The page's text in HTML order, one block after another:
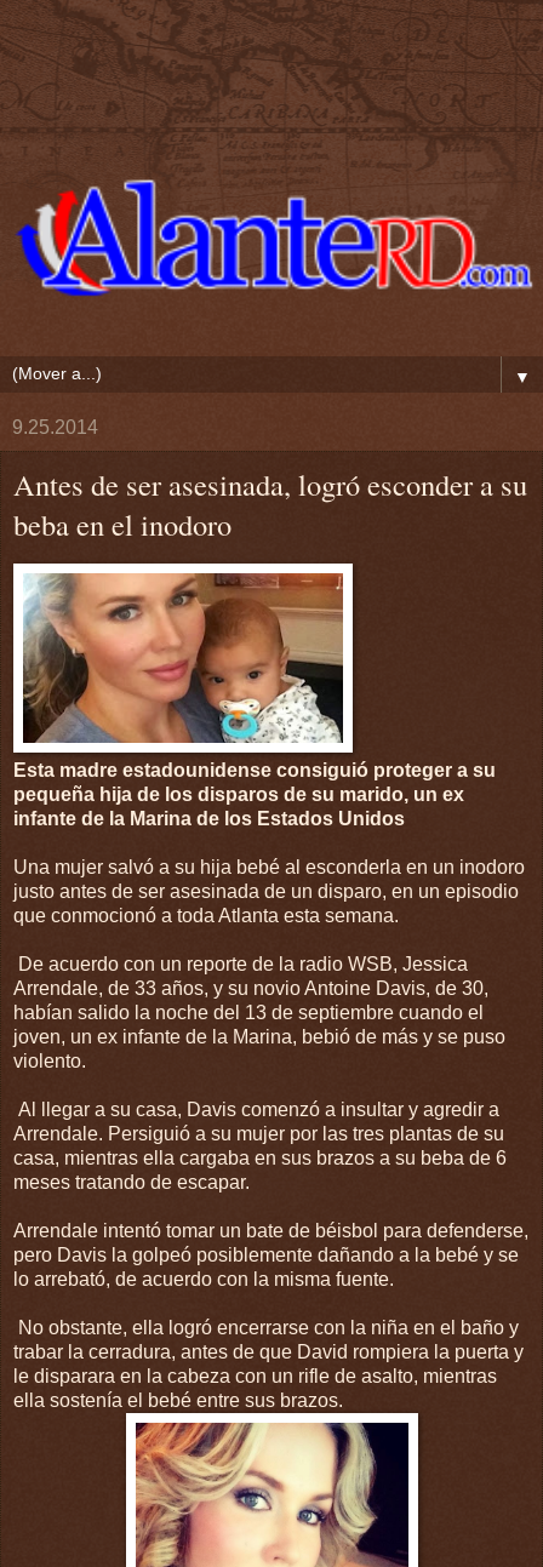
▼
9.25.2014
Antes de ser asesinada, logró esconder a su
beba en el inodoro
Esta madre estadounidense consiguió proteger a su
pequeña hija de los disparos de su marido, un ex
infante de la Marina de los Estados Unidos
Una mujer salvó a su hija bebé al esconderla en un inodoro
justo antes de ser asesinada de un disparo, en un episodio
que conmocionó a toda Atlanta esta semana.
De acuerdo con un reporte de la radio WSB, Jessica
Arrendale, de 33 años, y su novio Antoine Davis, de 30,
habían salido la noche del 13 de septiembre cuando el
joven, un ex infante de la Marina, bebió de más y se puso
violento.
Al llegar a su casa, Davis comenzó a insultar y agredir a
Arrendale. Persiguió a su mujer por las tres plantas de su
casa, mientras ella cargaba en sus brazos a su beba de 6
meses tratando de escapar.
Arrendale intentó tomar un bate de béisbol para defenderse,
pero Davis la golpeó posiblemente dañando a la bebé y se
lo arrebató, de acuerdo con la misma fuente.
No obstante, ella logró encerrarse con la niña en el baño y
trabar la cerradura, antes de que David rompiera la puerta y
le disparara en la cabeza con un rifle de asalto, mientras
ella sostenía el bebé entre sus brazos.